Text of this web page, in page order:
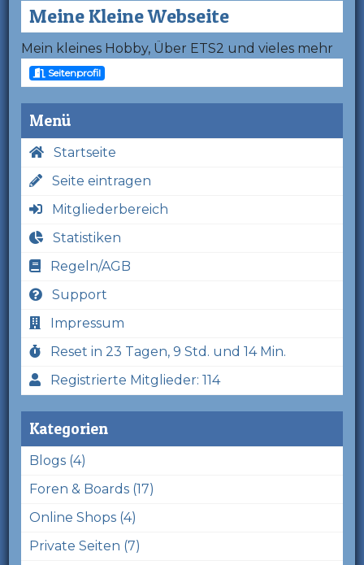
Meine Kleine Webseite
Mein kleines Hobby, Über ETS2 und vieles mehr
Seitenprofil
Menü
Startseite
Seite eintragen
Mitgliederbereich
Statistiken
Regeln/AGB
Support
Impressum
Reset in 23 Tagen, 9 Std. und 14 Min.
Registrierte Mitglieder: 114
Kategorien
Blogs (4)
Foren & Boards (17)
Online Shops (4)
Private Seiten (7)